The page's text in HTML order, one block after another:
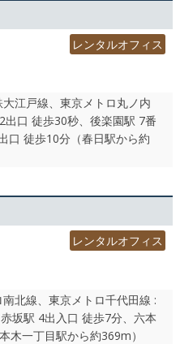
レンタルオフィス
江戸線、東京メトロ丸ノ内
口 徒歩30秒、後楽園駅 7番
口 徒歩10分（春日駅から約
レンタルオフィス
北線、東京メトロ千代田線 :
坂駅 4出入口 徒歩7分、六本
木一丁目駅から約369m）